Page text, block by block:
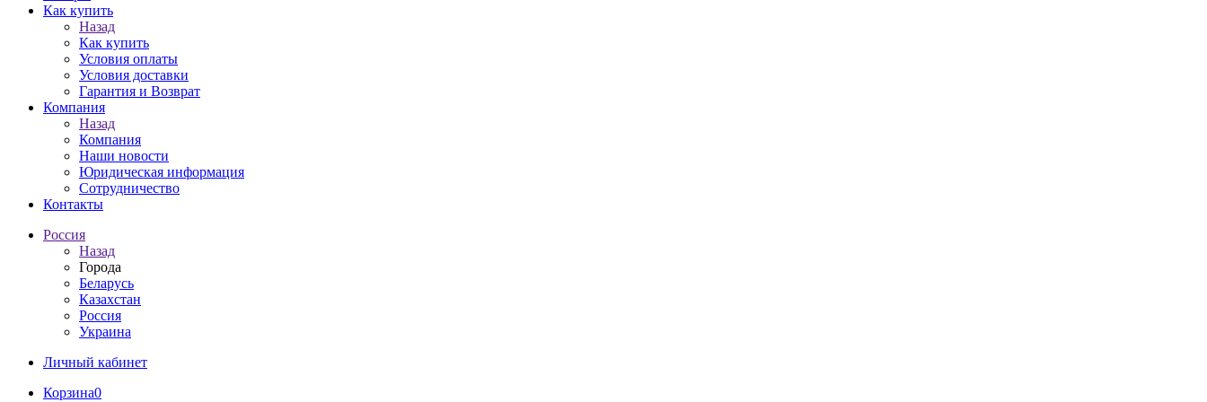
Как купить
Назад
Как купить
Условия оплаты
Условия доставки
Гарантия и Возврат
Компания
Назад
Компания
Наши новости
Юридическая информация
Сотрудничество
Контакты
Россия
Назад
Города
Беларусь
Казахстан
Россия
Украина
Личный кабинет
Корзина0